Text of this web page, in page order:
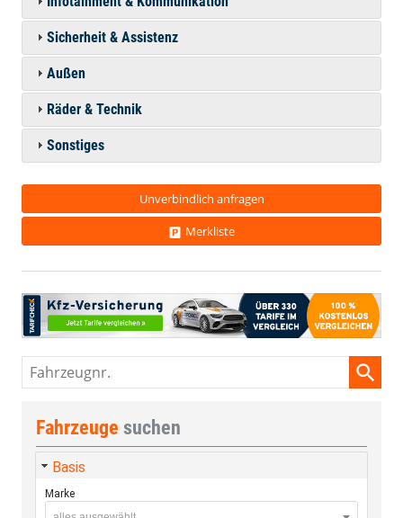
Sicherheit & Assistenz
Außen
Räder & Technik
Sonstiges
Unverbindlich anfragen
Merkliste
Fahrzeugnr.
Fahrzeuge suchen
Basis
Marke